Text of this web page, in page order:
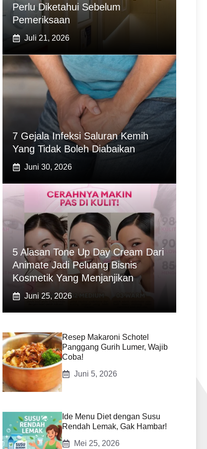
Perlu Diketahui Sebelum
Pemeriksaan
Juli 21, 2026
7 Gejala Infeksi Saluran Kemih
Yang Tidak Boleh Diabaikan
Juni 30, 2026
5 Alasan Tone Up Day Cream Dari
Animate Jadi Peluang Bisnis
Kosmetik Yang Menjanjikan
Juni 25, 2026
Resep Makaroni Schotel
Panggang Gurih Lumer, Wajib
Coba!
Juni 5, 2026
Ide Menu Diet dengan Susu
Rendah Lemak, Gak Hambar!
Mei 25, 2026